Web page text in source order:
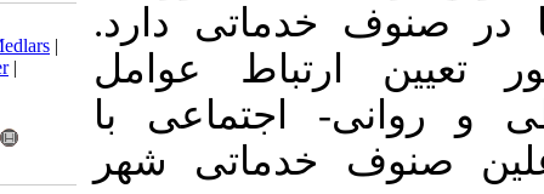
دارد.
عوامل
با
شهر
Download citation:
BibTeX
|EndNote |Medlars
ProCite
Reference Manager
Mendeley
Zotero